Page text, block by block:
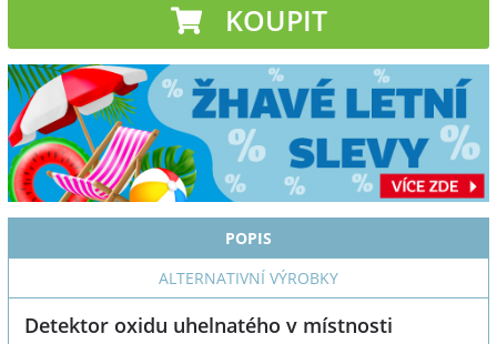
KOUPIT
POPIS
ALTERNATIVNÍ VÝROBKY
Detektor oxidu uhelnatého v místnosti